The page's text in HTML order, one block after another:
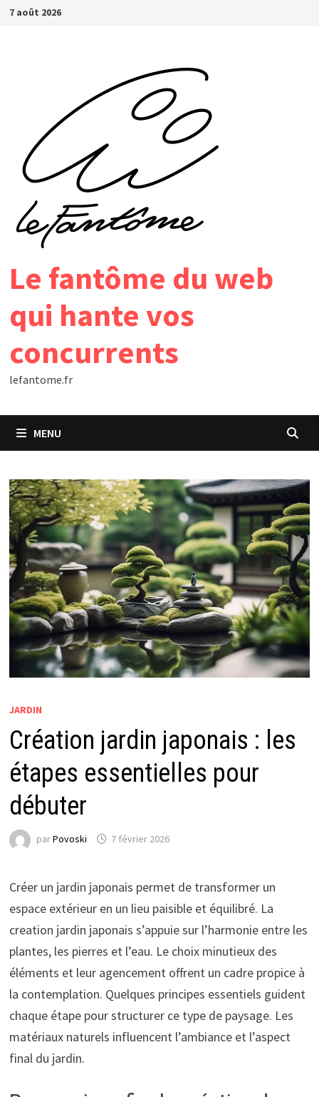
Passer
7 août 2026
Le fantôme du web
qui hante vos
concurrents
lefantome.fr
MENU
JARDIN
Création jardin japonais : les
étapes essentielles pour
débuter
parPovoski 7 février 2026
Créer un jardin japonais permet de transformer un
espace extérieur en un lieu paisible et équilibré. La
creation jardin japonais s’appuie sur l’harmonie entre les
plantes, les pierres et l’eau. Le choix minutieux des
éléments et leur agencement offrent un cadre propice à
la contemplation. Quelques principes essentiels guident
chaque étape pour structurer ce type de paysage. Les
matériaux naturels influencent l’ambiance et l’aspect
final du jardin.